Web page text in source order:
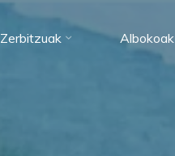
Zerbitzuak Albokoak